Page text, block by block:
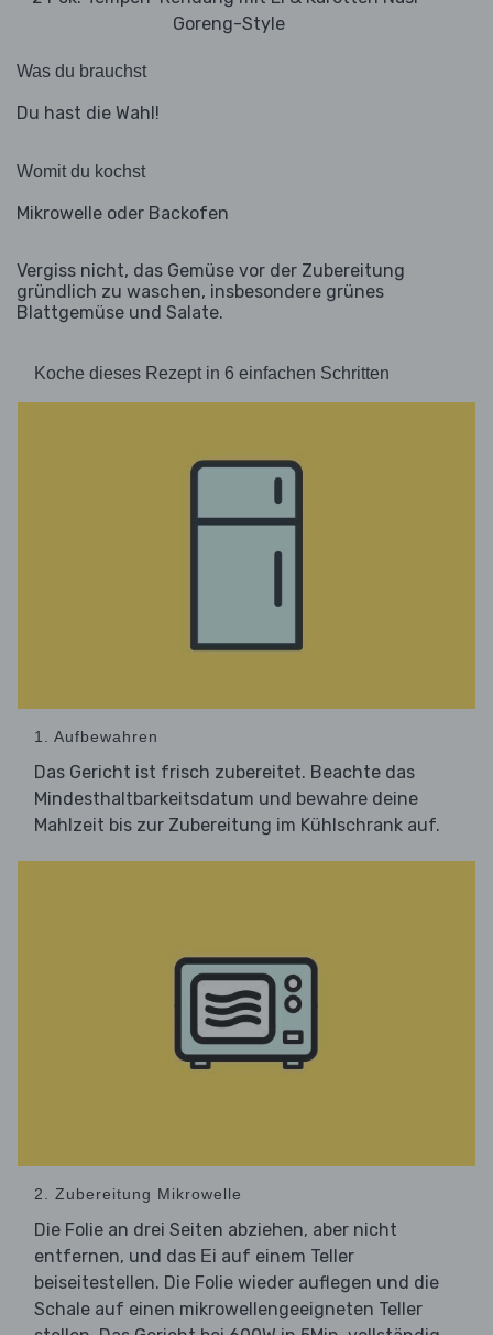
Goreng-Style
Was du brauchst
Du hast die Wahl!
Womit du kochst
Mikrowelle oder Backofen
Vergiss nicht, das Gemüse vor der Zubereitung
gründlich zu waschen, insbesondere grünes
Blattgemüse und Salate.
Koche dieses Rezept in 6 einfachen Schritten
1. Aufbewahren
Das Gericht ist frisch zubereitet. Beachte das
Mindesthaltbarkeitsdatum und bewahre deine
Mahlzeit bis zur Zubereitung im Kühlschrank auf.
2. Zubereitung Mikrowelle
Die Folie an drei Seiten abziehen, aber nicht
entfernen, und das Ei auf einem Teller
beiseitestellen. Die Folie wieder auflegen und die
Schale auf einen mikrowellengeeigneten Teller